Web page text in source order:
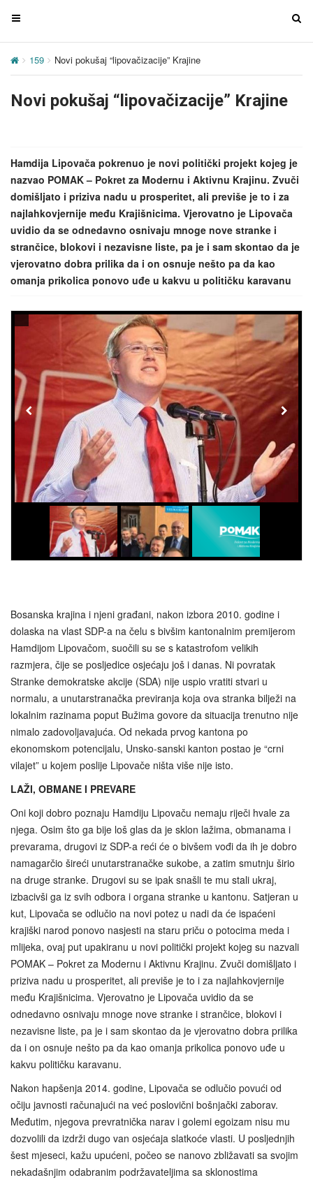
T
g
e
i
g
a
t
i
o
n
T
i
g
t
o
159 Novi pokušaj “lipovačizacije” Krajine
Novi pokušaj “lipovačizacije” Krajine
Hamdija Lipovača pokrenuo je novi politički projekt kojeg je
nazvao POMAK – Pokret za Modernu i Aktivnu Krajinu. Zvuči
domišljato i priziva nadu u prosperitet, ali previše je to i za
najlahkovjernije među Krajišnicima. Vjerovatno je Lipovača
uvidio da se odnedavno osnivaju mnoge nove stranke i
strančice, blokovi i nezavisne liste, pa je i sam skontao da je
vjerovatno dobra prilika da i on osnuje nešto pa da kao
omanja prikolica ponovo uđe u kakvu u političku karavanu
Bosanska krajina i njeni građani, nakon izbora 2010. godine i
dolaska na vlast SDP-a na čelu s bivšim kantonalnim premijerom
Hamdijom Lipovačom, suočili su se s katastrofom velikih
razmjera, čije se posljedice osjećaju još i danas. Ni povratak
Stranke demokratske akcije (SDA) nije uspio vratiti stvari u
normalu, a unutarstranačka previranja koja ova stranka bilježi na
lokalnim razinama poput Bužima govore da situacija trenutno nije
nimalo zadovoljavajuća. Od nekada prvog kantona po
ekonomskom potencijalu, Unsko-sanski kanton postao je “crni
vilajet” u kojem poslije Lipovače ništa više nije isto.
LAŽI, OBMANE I PREVARE
Oni koji dobro poznaju Hamdiju Lipovaču nemaju riječi hvale za
njega. Osim što ga bije loš glas da je sklon lažima, obmanama i
prevarama, drugovi iz SDP-a reći će o bivšem vođi da ih je dobro
namagarčio šireći unutarstranačke sukobe, a zatim smutnju širio
na druge stranke. Drugovi su se ipak snašli te mu stali ukraj,
izbacivši ga iz svih odbora i organa stranke u kantonu. Satjeran u
kut, Lipovača se odlučio na novi potez u nadi da će ispaćeni
krajiški narod ponovo nasjesti na staru priču o potocima meda i
mlijeka, ovaj put upakiranu u novi politički projekt kojeg su nazvali
POMAK – Pokret za Modernu i Aktivnu Krajinu. Zvuči domišljato i
priziva nadu u prosperitet, ali previše je to i za najlahkovjernije
među Krajišnicima. Vjerovatno je Lipovača uvidio da se
odnedavno osnivaju mnoge nove stranke i strančice, blokovi i
nezavisne liste, pa je i sam skontao da je vjerovatno dobra prilika
da i on osnuje nešto pa da kao omanja prikolica ponovo uđe u
kakvu političku karavanu.
Nakon hapšenja 2014. godine, Lipovača se odlučio povući od
očiju javnosti računajući na već poslovični bošnjački zaborav.
Međutim, njegova prevratnička narav i golemi egoizam nisu mu
dozvolili da izdrži dugo van osjećaja slatkoće vlasti. U posljednjih
šest mjeseci, kažu upućeni, počeo se nanovo zbližavati sa svojim
nekadašnjim odabranim podržavateljima sa sklonostima